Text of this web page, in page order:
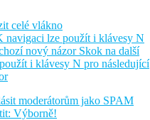
celé vlákno
navigaci lze použít i klávesy N
nový názor Skok na další
i klávesy N pro následující
moderátorům jako SPAM
Výborně!